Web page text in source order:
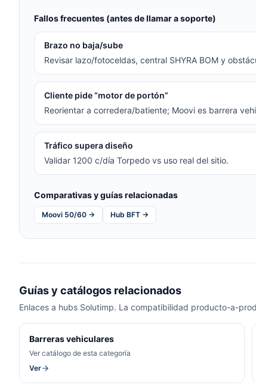
Fallos frecuentes (antes de llamar a soporte)
Brazo no baja/sube
Revisar lazo/fotoceldas, central SHYRA BOM y
Cliente pide “motor de portón”
Reorientar a corredera/batiente; Moovi es barrera
Tráfico supera diseño
Validar 1200 c/día Torpedo vs uso real del sitio.
Comparativas y guías relacionadas
Moovi 50/60 → Hub BFT →
Guías y catálogos relacionados
Enlaces a hubs Solutimp. La compatibilidad producto-a-
Barreras vehiculares
Ver catálogo de esta categoría
Ver